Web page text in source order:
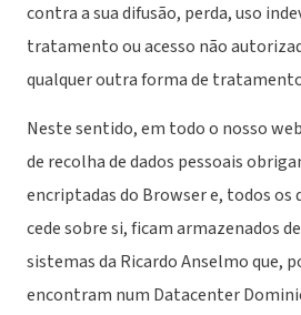
contra a sua difusão, perda, uso
tratamento ou acesso não
qualquer outra forma de
Neste sentido, em todo o nosso
de recolha de dados pessoais
encriptadas do Browser e, todos os
cede sobre si, ficam armazenados
sistemas da Ricardo Anselmo que,
encontram num Datacenter